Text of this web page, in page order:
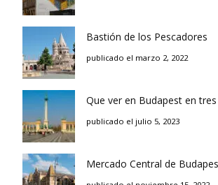
Bastión de los Pescadores
publicado el marzo 2, 2022
Que ver en Budapest en
publicado el julio 5, 2023
Mercado Central de